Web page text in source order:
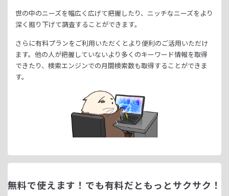
世の中のニーズを幅広く広げて把握したり、 ニッチなニーズをより
深く掘り下げて調査することができます。
さらに有料プランをご利用いただくとより便利のご活用いただけ
ます。 他の人が把握していないより多くのキーワード情報を取得
できたり、 検索エンジンでの月間検索数も取得することができま
す。
無料で使えます！ でも有料だともっとサクサク！